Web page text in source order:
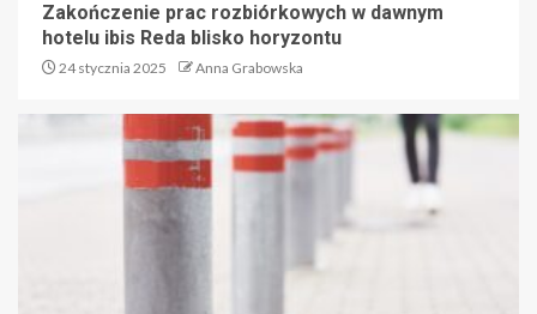
Zakończenie prac rozbiórkowych w dawnym
hotelu ibis Reda blisko horyzontu
24 stycznia 2025 Anna Grabowska